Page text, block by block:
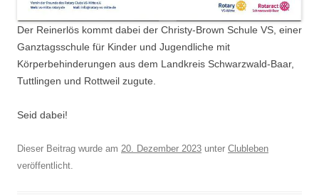
Der Reinerlös kommt dabei der Christy-Brown Schule VS, einer
Ganztagsschule für Kinder und Jugendliche mit
Körperbehinderungen aus dem Landkreis Schwarzwald-Baar,
Tuttlingen und Rottweil zugute.
Seid dabei!
Dieser Beitrag wurde am 20. Dezember 2023 unter Clubleben
veröffentlicht.